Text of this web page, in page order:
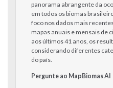
panorama abrangente da
em todos os biomas
foco nos dados mais
mapas anuais e mensais de
aos últimos 41 anos, os
considerando diferentes
do país.
Pergunte ao MapBiomas AI